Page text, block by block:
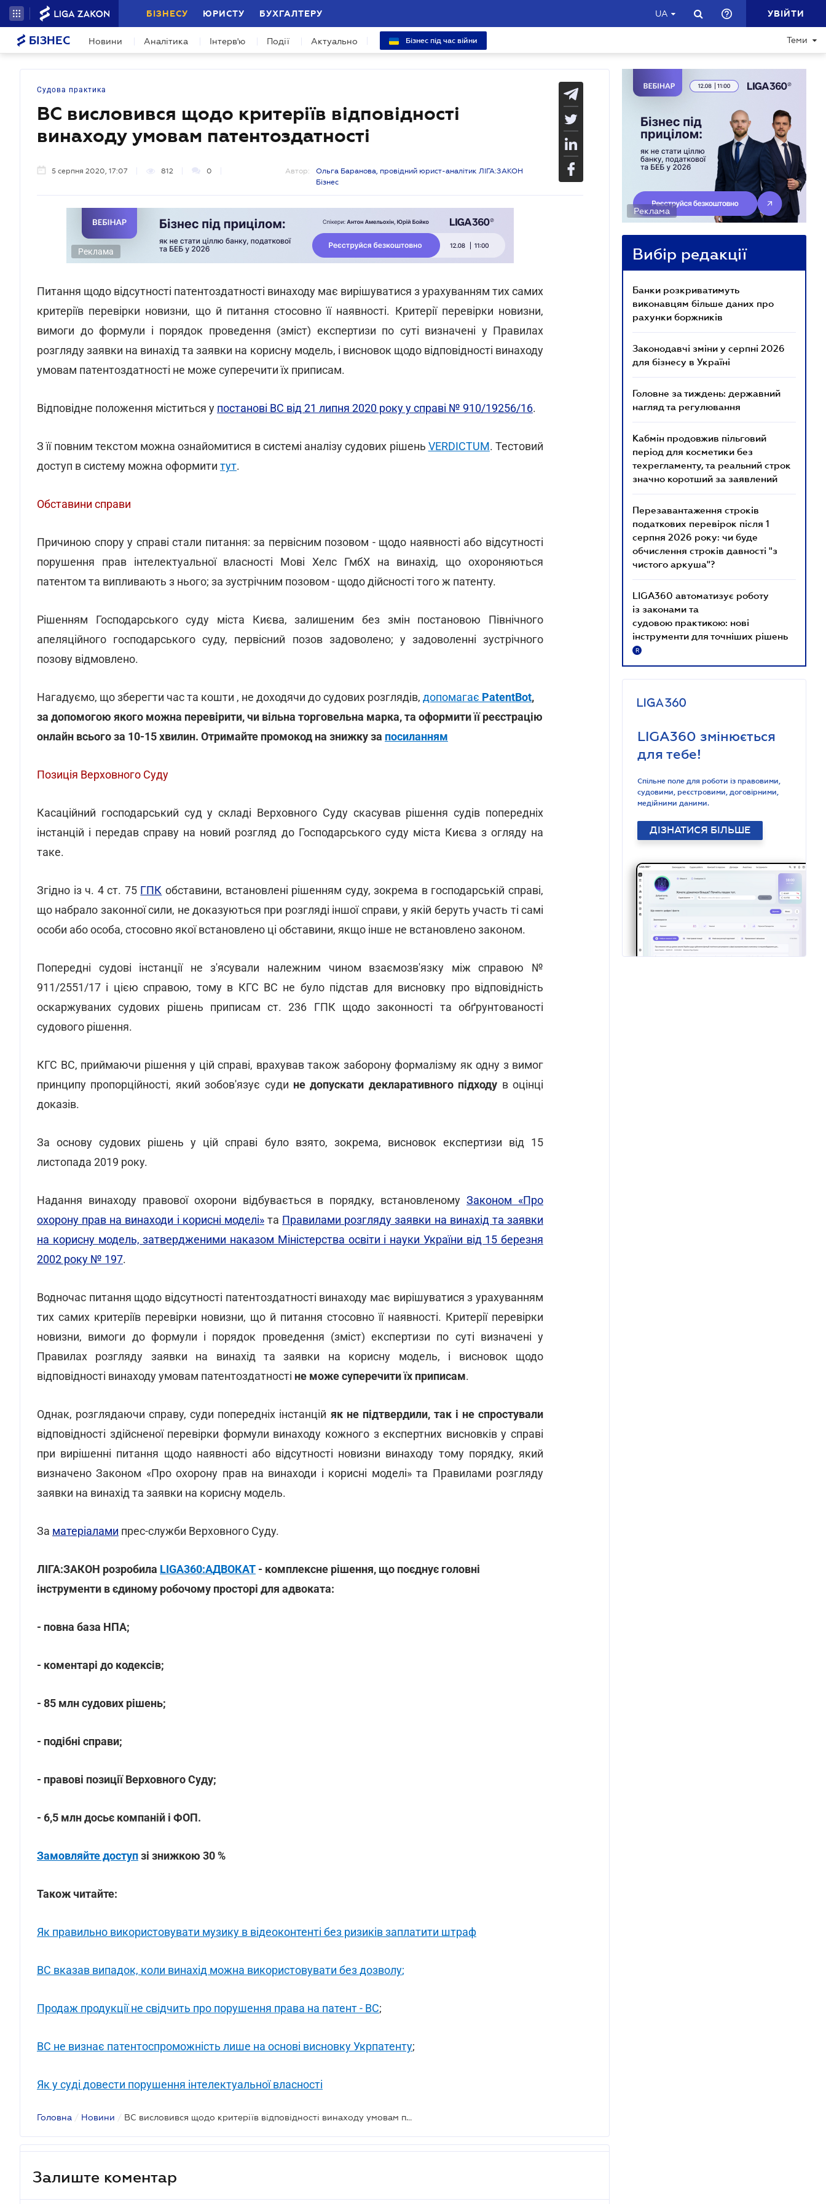
БІЗНЕСУ ЮРИСТУ БУХГАЛТЕРУ UA УВІЙТИ
БІЗНЕС Новини Аналітика Інтерв'ю Події Актуально Бізнес під час війни Теми
Судова практика
ВС висловився щодо критеріїв відповідності
винаходу умовам патентоздатності
5 серпня 2020, 17:07 812 0 Автор:
Ольга Баранова, провідний юрист-аналітик ЛІГА:ЗАКОН
Бізнес
Реклама
Питання щодо відсутності патентоздатності винаходу має вирішуватися з урахуванням тих самих
критеріїв перевірки новизни, що й питання стосовно її наявності. Критерії перевірки новизни,
вимоги до формули і порядок проведення (зміст) експертизи по суті визначені у Правилах
розгляду заявки на винахід та заявки на корисну модель, і висновок щодо відповідності винаходу
умовам патентоздатності не може суперечити їх приписам.
Відповідне положення міститься у постанові ВС від 21 липня 2020 року у справі № 910/19256/16.
З її повним текстом можна ознайомитися в системі аналізу судових рішень VERDICTUM. Тестовий
доступ в систему можна оформити тут.
Обставини справи
Причиною спору у справі стали питання: за первісним позовом - щодо наявності або відсутності
порушення прав інтелектуальної власності Мові Хелс ГмбХ на винахід, що охороняються
патентом та випливають з нього; за зустрічним позовом - щодо дійсності того ж патенту.
Рішенням Господарського суду міста Києва, залишеним без змін постановою Північного
апеляційного господарського суду, первісний позов задоволено; у задоволенні зустрічного
позову відмовлено.
Нагадуємо, що зберегти час та кошти , не доходячи до судових розглядів, допомагає PatentBot,
за допомогою якого можна перевірити, чи вільна торговельна марка, та оформити її реєстрацію
онлайн всього за 10-15 хвилин. Отримайте промокод на знижку за посиланням
Позиція Верховного Суду
Касаційний господарський суд у складі Верховного Суду скасував рішення судів попередніх
інстанцій і передав справу на новий розгляд до Господарського суду міста Києва з огляду на
таке.
Згідно із ч. 4 ст. 75 ГПК обставини, встановлені рішенням суду, зокрема в господарській справі,
що набрало законної сили, не доказуються при розгляді іншої справи, у якій беруть участь ті самі
особи або особа, стосовно якої встановлено ці обставини, якщо інше не встановлено законом.
Попередні судові інстанції не з'ясували належним чином взаємозв'язку між справою №
911/2551/17 і цією справою, тому в КГС ВС не було підстав для висновку про відповідність
оскаржуваних судових рішень приписам ст. 236 ГПК щодо законності та обґрунтованості
судового рішення.
КГС ВС, приймаючи рішення у цій справі, врахував також заборону формалізму як одну з вимог
принципу пропорційності, який зобов'язує суди не допускати декларативного підходу в оцінці
доказів.
За основу судових рішень у цій справі було взято, зокрема, висновок експертизи від 15
листопада 2019 року.
Надання винаходу правової охорони відбувається в порядку, встановленомуЗаконом «Про
охорону прав на винаходи і корисні моделі»та Правилами розгляду заявки на винахід та заявки
на корисну модель, затвердженими наказом Міністерства освіти і науки України від 15 березня
2002 року № 197.
Водночас питання щодо відсутності патентоздатності винаходу має вирішуватися з урахуванням
тих самих критеріїв перевірки новизни, що й питання стосовно її наявності. Критерії перевірки
новизни, вимоги до формули і порядок проведення (зміст) експертизи по суті визначені у
Правилах розгляду заявки на винахід та заявки на корисну модель, і висновок щодо
відповідності винаходу умовам патентоздатності не може суперечити їх приписам.
Однак, розглядаючи справу, суди попередніх інстанцій як не підтвердили, так і не спростували
відповідності здійсненої перевірки формули винаходу кожного з експертних висновків у справі
при вирішенні питання щодо наявності або відсутності новизни винаходу тому порядку, який
визначено Законом «Про охорону прав на винаходи і корисні моделі» та Правилами розгляду
заявки на винахід та заявки на корисну модель.
За матеріалами прес-служби Верховного Суду.
ЛІГА:ЗАКОН розробила LIGA360:АДВОКАТ - комплексне рішення, що поєднує головні
інструменти в єдиному робочому просторі для адвоката:
- повна база НПА;
- коментарі до кодексів;
- 85 млн судових рішень;
- подібні справи;
- правові позиції Верховного Суду;
- 6,5 млн досьє компаній і ФОП.
Замовляйте доступзі знижкою 30 %
Також читайте:
Як правильно використовувати музику в відеоконтенті без ризиків заплатити штраф
ВС вказав випадок, коли винахід можна використовувати без дозволу;
Продаж продукції не свідчить про порушення права на патент - ВС;
ВС не визнає патентоспроможність лише на основі висновку Укрпатенту;
Як у суді довести порушення інтелектуальної власності
Головна / Новини / ВС висловився щодо критеріїв відповідності винаходу умовам патентоздатності
Залиште коментар
Реклама
Вибір редакції
Банки розкриватимуть
виконавцям більше даних про
рахунки боржників
Законодавчі зміни у серпні 2026
для бізнесу в Україні
Головне за тиждень: державний
нагляд та регулювання
Кабмін продовжив пільговий
період для косметики без
техрегламенту, та реальний строк
значно коротший за заявлений
Перезавантаження строків
податкових перевірок після 1
серпня 2026 року: чи буде
обчислення строків давності "з
чистого аркуша"?
LIGA360 автоматизує роботу
із законами та
судовою практикою: нові
інструменти для точніших рішень
R
LIGA360 змінюється
для тебе!
Спільне поле для роботи із правовими,
судовими, реєстровими, договірними,
медійними даними.
ДІЗНАТИСЯ БІЛЬШЕ